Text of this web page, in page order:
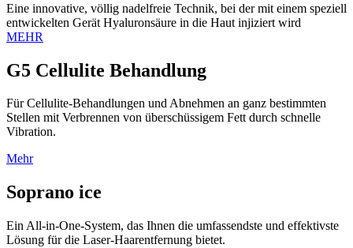
Eine innovative, völlig nadelfreie Technik, bei der mit einem speziell
entwickelten Gerät Hyaluronsäure in die Haut injiziert wird
MEHR
G5 Cellulite Behandlung
Für Cellulite-Behandlungen und Abnehmen an ganz bestimmten
Stellen mit Verbrennen von überschüssigem Fett durch schnelle
Vibration.
Mehr
Soprano ice
Ein All-in-One-System, das Ihnen die umfassendste und effektivste
Lösung für die Laser-Haarentfernung bietet.